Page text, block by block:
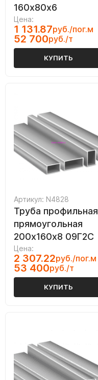
160х80х6
Цена:
1 131.87руб./пог.м
52 700руб./т
КУПИТЬ
Артикул: N4828
Труба профильная
прямоугольная
200х160х8 09Г2С
Цена:
2 307.22руб./пог.м
53 400руб./т
КУПИТЬ